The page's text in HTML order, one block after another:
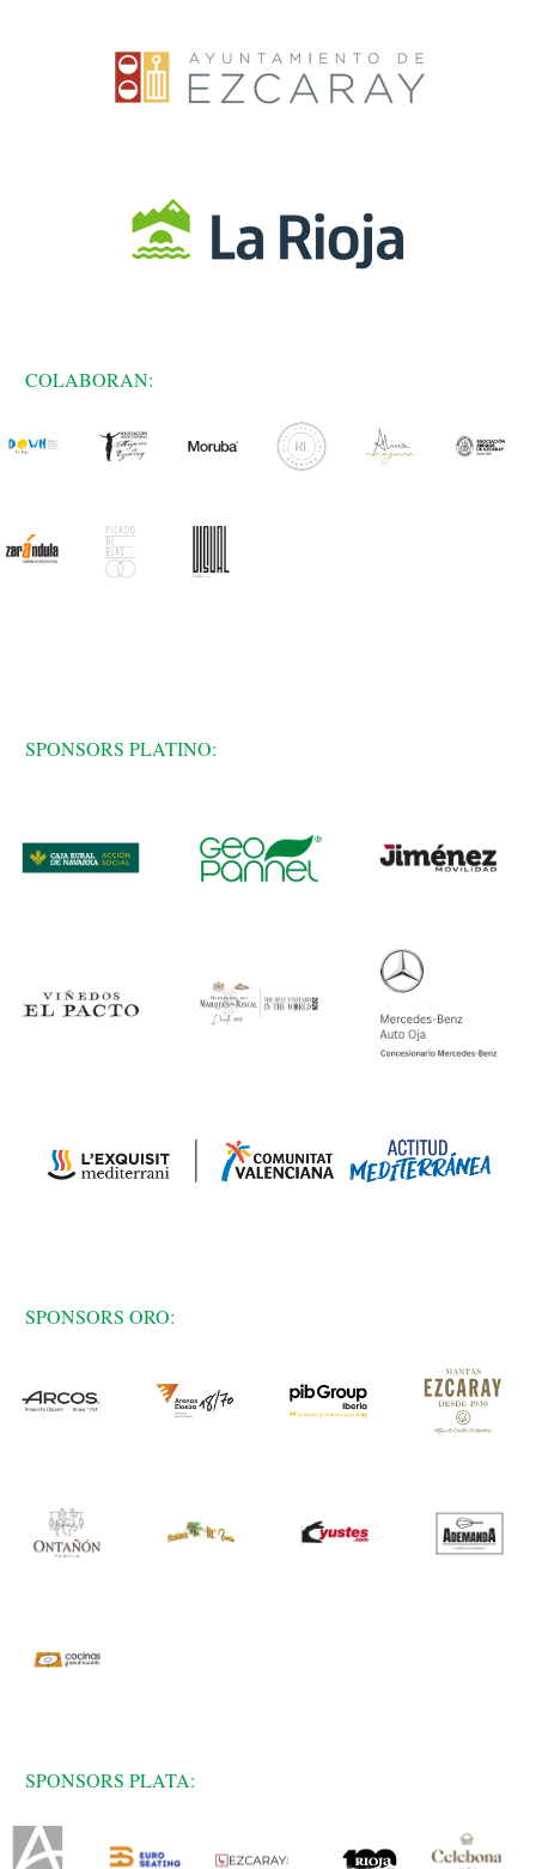
COLABORAN:
SPONSORS PLATINO:
SPONSORS ORO:
SPONSORS PLATA: